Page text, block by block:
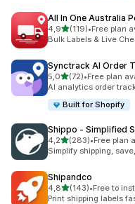
All In One Australia
4,9z 5 hvězd
(119)
Celkový počet recenzí:
•Free plan
Bulk Labels & Live
Synctrack AI Order
5,0z 5 hvězd
(72)
Celkový počet recenzí:
•Free plan
AI analytics order
Built for Shopify
Shippo ‑ Simplified
4,2z 5 hvězd
(283)
Celkový počet recenzí:
•Free plan
Simplify shipping,
Shipandco
4,8z 5 hvězd
(143)
Celkový počet recenzí:
•Free to
Print shipping labels